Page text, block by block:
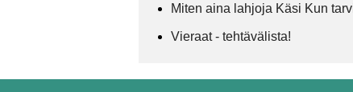
Miten aina lahjoja Käsi Kun
Vieraat - tehtävälista!